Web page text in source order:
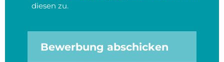
diesen zu.
Bewerbung abschicken